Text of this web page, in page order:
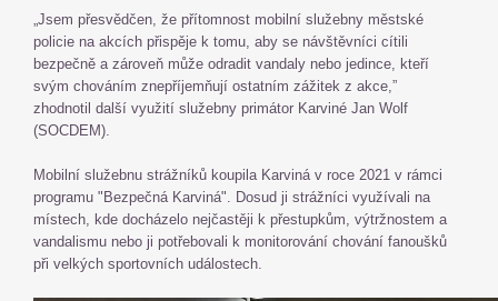
„Jsem přesvědčen, že přítomnost mobilní služebny městské
policie na akcích přispěje k tomu, aby se návštěvníci cítili
bezpečně a zároveň může odradit vandaly nebo jedince, kteří
svým chováním znepříjemňují ostatním zážitek z akce,”
zhodnotil další využití služebny primátor Karviné Jan Wolf
(SOCDEM).
Mobilní služebnu strážníků koupila Karviná v roce 2021 v rámci
programu "Bezpečná Karviná". Dosud ji strážníci využívali na
místech, kde docházelo nejčastěji k přestupkům, výtržnostem a
vandalismu nebo ji potřebovali k monitorování chování fanoušků
při velkých sportovních událostech.